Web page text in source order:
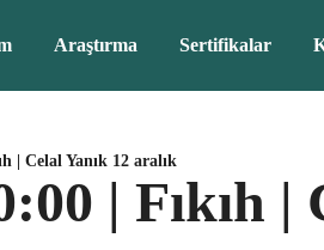
Araştırma Sertifikalar
| Celal Yanık 12 aralık
| Fıkıh |